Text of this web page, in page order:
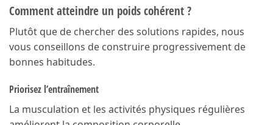
Comment atteindre un poids cohérent ?
Plutôt que de chercher des solutions rapides, nous
vous conseillons de construire progressivement de
bonnes habitudes.
Priorisez l’entraînement
La musculation et les activités physiques régulières